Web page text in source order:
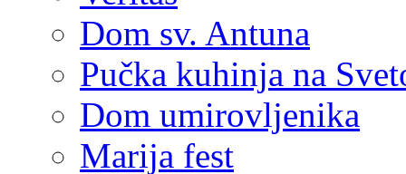
Dom sv. Antuna
Pučka kuhinja na
Dom umirovljenika
Marija fest